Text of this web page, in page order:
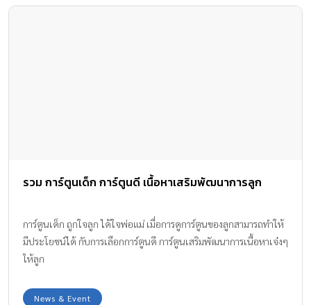
เกิดปัญหาการปรับตัวทั้งในด้านการเรียน ด้านสังคม มนุษย์สัมพันธ์
ถ่ายทอดพฤติกรรมรุนแรงจากรุ่นหนึ่งไปสู่รุ่นต่อไป เด็กมีแนวโน้มที่จะมี
ติดการใช้สารเสพติดต่างๆ ไปจนถึงการเข้าร่วม หรือกลายเป็นผู้ก่อ
อาชญากรรม การที่พ่อแม่จะอบรมสั่งสอนลูก […]
รวม การ์ตูนเด็ก การ์ตูนดี เนื้อหาเสริมพัฒนาการลูก
การ์ตูนเด็ก ถูกใจลูก ได้ใจพ่อแม่ เมื่อการดูการ์ตูนของลูกสามารถทำให้
มีประโยชน์ได้ กับการเลือกการ์ตูนดี การ์ตูนเสริมพัฒนาการเนื้อหาเจ๋งๆ
ให้ลูก
News & Event